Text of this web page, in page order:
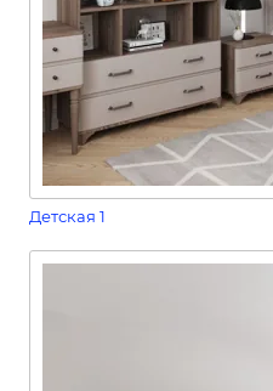
Детская 1